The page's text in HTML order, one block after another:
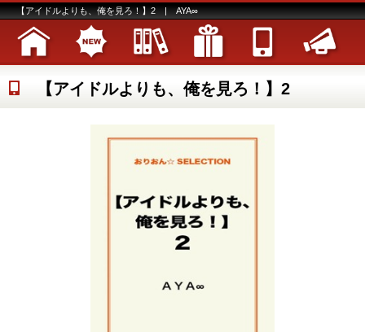
【アイドルよりも、俺を見ろ！】2 | AYA∞
【アイドルよりも、俺を見ろ！】2